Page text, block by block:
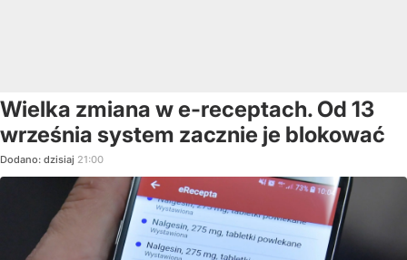
Wielka zmiana w e-receptach. Od 13
września system zacznie je blokować
Dodano: dzisiaj 21:00